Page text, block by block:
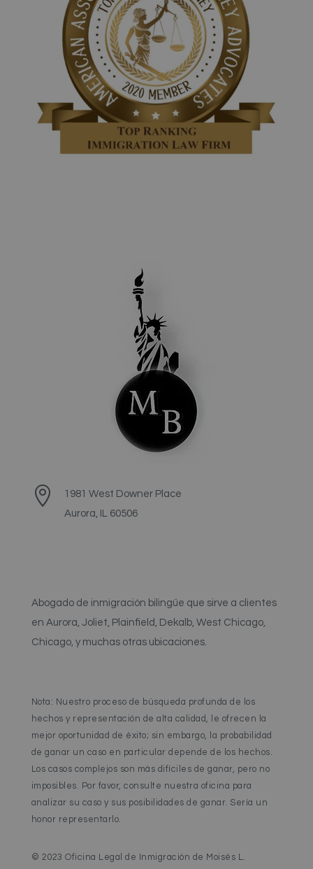

1981 West Downer Place
Aurora, IL 60506
Abogado de inmigración bilingüe que sirve a clientes
en Aurora, Joliet, Plainfield, Dekalb, West Chicago,
Chicago, y muchas otras ubicaciones.
Nota: Nuestro proceso de búsqueda profunda de los
hechos y representación de alta calidad, le ofrecen la
mejor oportunidad de éxito; sin embargo, la probabilidad
de ganar un caso en particular depende de los hechos.
Los casos complejos son más difíciles de ganar, pero no
imposibles. Por favor, consulte nuestra oficina para
analizar su caso y sus posibilidades de ganar. Sería un
honor representarlo.
© 2023 Oficina Legal de Inmigración de Moisés L.